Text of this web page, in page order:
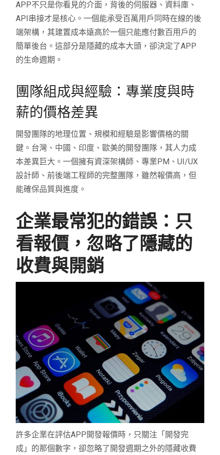
APP不只是你看見的介面，背後的伺服器、資料庫、
API串接才是核心。一個能承受百萬用戶同時在線的後
端架構，其建置成本遠高於一個只能應付數百用戶的
簡單後台。這部分是隱藏的成本大頭，卻決定了APP
的生命週期。
團隊組成與經驗：專業度與時
薪的價格差異
開發團隊的地理位置、規模和經驗是影響價格的關
鍵。台灣、中國、印度、歐美的開發團隊，其人力成
本差異巨大。一個擁有資深架構師、專業PM、UI/UX
設計師、前後端工程師的完整團隊，雖然報價高，但
能確保品質與進度。
企業最常犯的錯誤：只
看報價，忽略了隱藏的
收費與開銷
許多企業在評估APP開發報價時，只關注「開發完
成」的那個數字，卻忽略了開發週期之外的隱藏收費